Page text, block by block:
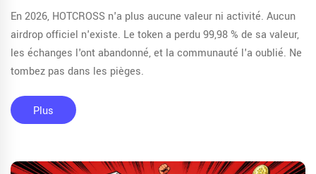
En 2026, HOTCROSS n'a plus aucune valeur ni activité. Aucun
airdrop officiel n'existe. Le token a perdu 99,98 % de sa valeur,
les échanges l'ont abandonné, et la communauté l'a oublié. Ne
tombez pas dans les pièges.
Plus